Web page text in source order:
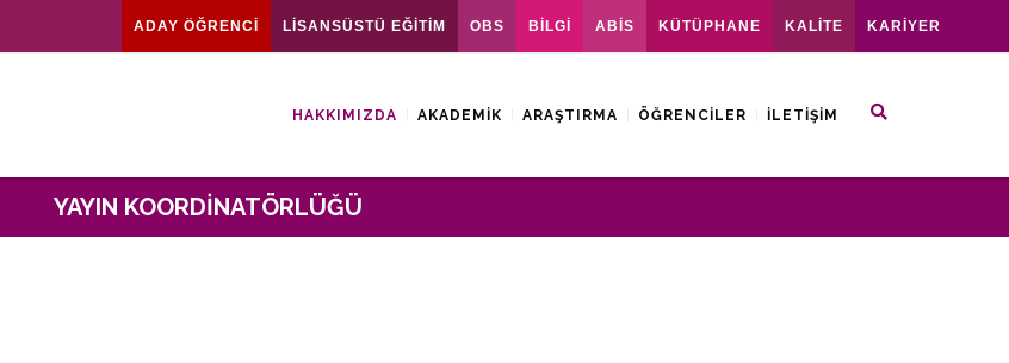
ADAY ÖĞRENCİ LİSANSÜSTÜ EĞİTİM OBS BİLGİ ABİS KÜTÜPHANE KALİTE KARİYER
HAKKIMIZDA AKADEMIK ARAŞTIRMA ÖĞRENCILER İLETIŞIM
YAYIN KOORDINATÖRLÜĞÜ